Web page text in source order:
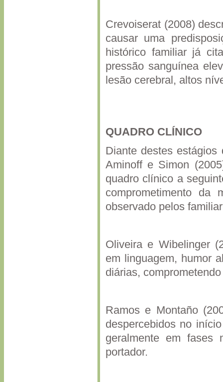
Crevoiserat (2008)
causar uma
histórico familiar já
pressão sanguínea
lesão cerebral, altos
QUADRO CLÍNICO
Diante destes estágios
Aminoff e Simon
quadro clínico a
comprometimento da
observado pelos
Oliveira e Wibelinger
em linguagem, humor
diárias,
Ramos e Montaño
despercebidos no
geralmente em fases
portador.